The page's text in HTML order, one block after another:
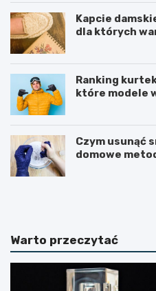
Kapcie
dla których
Ranking
które modele
Czym usunąć
domowe
K
t
y
k
E
g
i
c
Warto przeczytać